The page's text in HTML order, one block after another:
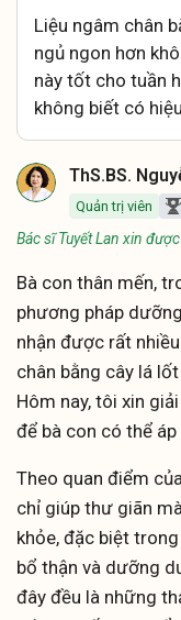
Liệu ngâm chân
ngủ ngon hơn
này tốt cho tuần
không biết có
ThS.BS.
Quản trị viên
Bác sĩ Tuyết Lan xin
Bà con thân mến,
phương pháp
nhận được rất
chân bằng cây lá
Hôm nay, tôi xin
để bà con có thể
Theo quan điểm
chỉ giúp thư giãn
khỏe, đặc biệt
bổ thận và dưỡng
đây đều là những